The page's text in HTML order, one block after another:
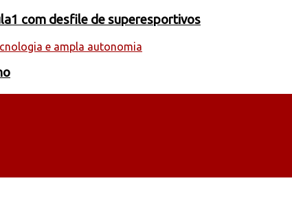
com desfile de superesportivos